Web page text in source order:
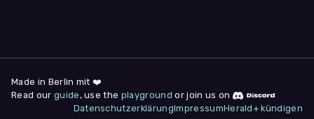
deine Zustimmung jederzeit unter "
am Seitenende widerrufen.
Made in Berlin mit ❤️
Read our guide , use the playground or join us on
DatenschutzerklärungImpressumHerald+ kündigen